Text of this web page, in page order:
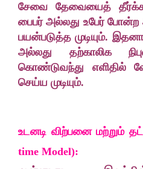
சேவை தேவையைத் தீர்க்க
பைபர் அல்லது உபேர்
பயன்படுத்த முடியும்.
அல்லது தற்காலிக
கொண்டுவந்து எளிதில்
செய்ய முடியும்.
உடனடி விற்பனை மற்றும்
time Model):